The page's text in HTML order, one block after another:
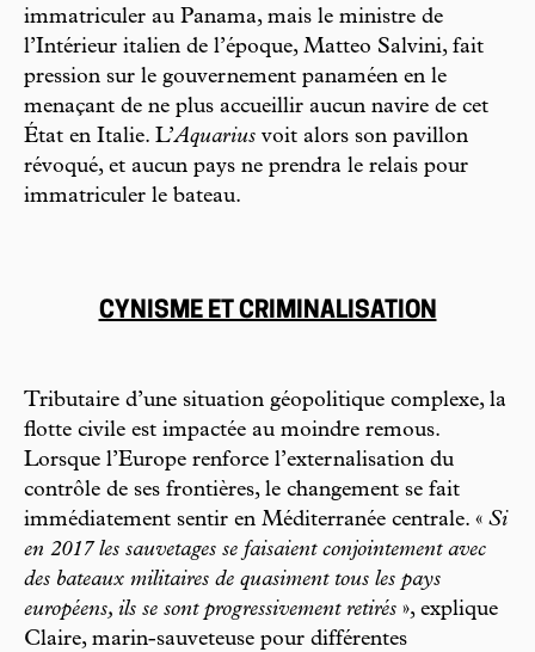
immatriculer au Panama, mais le ministre de
l’Intérieur italien de l’époque, Matteo Salvini, fait
pression sur le gouvernement panaméen en le
menaçant de ne plus accueillir aucun navire de cet
État en Italie. L’Aquarius voit alors son pavillon
révoqué, et aucun pays ne prendra le relais pour
immatriculer le bateau.
CYNISME ET CRIMINALISATION
Tributaire d’une situation géopolitique complexe, la
flotte civile est impactée au moindre remous.
Lorsque l’Europe renforce l’externalisation du
contrôle de ses frontières, le changement se fait
immédiatement sentir en Méditerranée centrale. « Si
en 2017 les sauvetages se faisaient conjointement avec
des bateaux militaires de quasiment tous les pays
européens, ils se sont progressivement retirés », explique
Claire, marin-sauveteuse pour différentes